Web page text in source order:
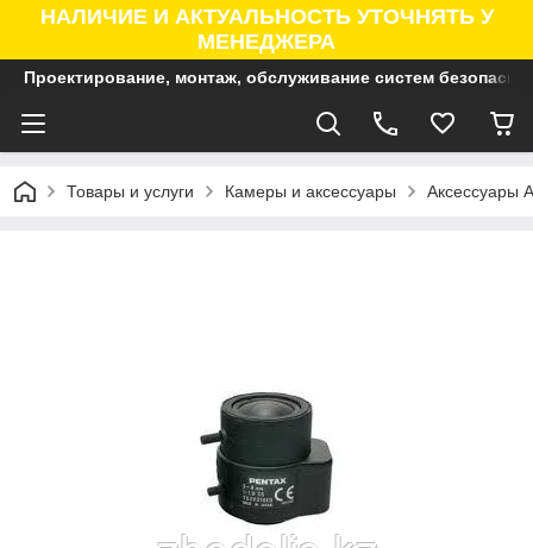
НАЛИЧИЕ И АКТУАЛЬНОСТЬ УТОЧНЯТЬ У
МЕНЕДЖЕРА
Проектирование, монтаж, обслуживание систем
Товары и услуги Камеры и аксессуары Аксессуары